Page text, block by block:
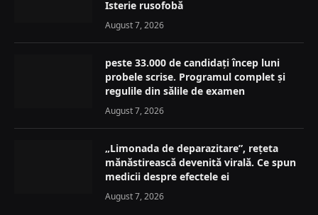
Isterie rusofobă
August 7, 2026
peste 33.000 de candidați încep luni
probele scrise. Programul complet și
regulile din sălile de examen
August 7, 2026
„Limonada de deparazitare”, rețeta
mănăstirească devenită virală. Ce spun
medicii despre efectele ei
August 7, 2026